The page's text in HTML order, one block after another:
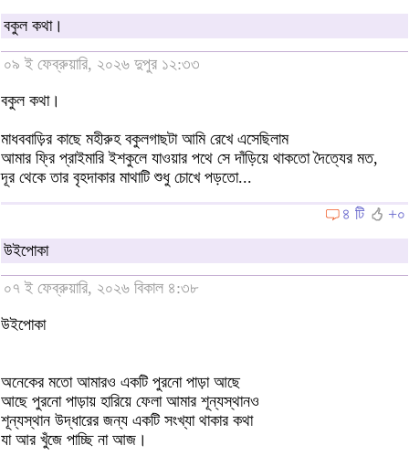
বকুল কথা।
০৯ ই ফেব্রুয়ারি, ২০২৬ দুপুর ১২:৩৩
বকুল কথা।
মাধববাড়ির কাছে মহীরুহ বকুলগাছটা আমি রেখে এসেছিলাম
আমার ফ্রি প্রাইমারি ইশকুলে যাওয়ার পথে সে দাঁড়িয়ে থাকতো দৈত্যের মত,
দূর থেকে তার বৃহদাকার মাথাটি শুধু চোখে পড়তো...
৪ টি
+০
উইপোকা
০৭ ই ফেব্রুয়ারি, ২০২৬ বিকাল ৪:৩৮
উইপোকা
অনেকের মতো আমারও একটি পুরনো পাড়া আছে
আছে পুরনো পাড়ায় হারিয়ে ফেলা আমার শূন্যস্থানও
শূন্যস্থান উদ্ধারের জন্য একটি সংখ্যা থাকার কথা
যা আর খুঁজে পাচ্ছি না আজ।